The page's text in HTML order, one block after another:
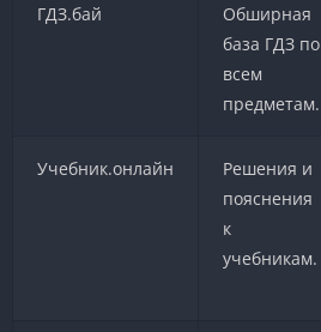
ГДЗ.бай
Обширная
база ГДЗ по
всем
предметам.
Учебник.онлайн
Решения и
пояснения
к
учебникам.